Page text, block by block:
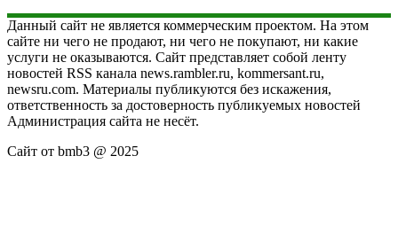
Данный сайт не является коммерческим проектом. На этом
сайте ни чего не продают, ни чего не покупают, ни какие
услуги не оказываются. Сайт представляет собой ленту
новостей RSS канала news.rambler.ru, kommersant.ru,
newsru.com. Материалы публикуются без искажения,
ответственность за достоверность публикуемых новостей
Администрация сайта не несёт.
Сайт от bmb3 @ 2025